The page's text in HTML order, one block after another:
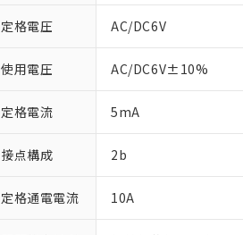
定格電圧 AC/DC6V
使用電圧 AC/DC6V±10%
定格電流 5mA
接点構成 2b
定格通電電流 10A
当社制御機
在庫状況お
のであり、
い。
当社販売員
ている必要
六価クロム(Cr(Ⅵ))
ル（DBP） 1000ppm
但し、RoHS指令で産業
フタル酸エステル類の
※2 対応予定月
「－」：未確認で
*中国RoHS10物質の基
Pb(鉛) :1000ppm、 Hg(
Cr(Ⅵ)(六価クロム) :
DBP(フタル酸ジブチル
「ｅ」：有害物質
う）を輸出
などの必要な
ます。
当社は貴社
当社は、貴
記
号
○ 一定数
△ 一定数
－
在庫な